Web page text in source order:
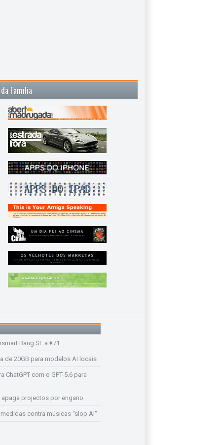
Família
Bang SE a €71
de 20GB para modelos AI locais
ChatGPT com o GPT-5.6 para
apaga projectos por engano
contra músicas "slop AI"